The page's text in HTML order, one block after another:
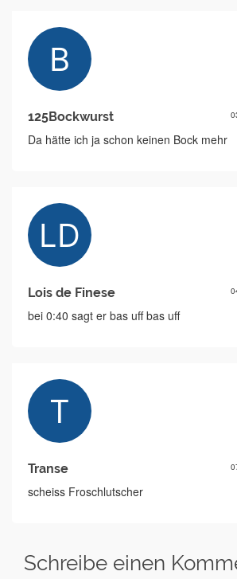
125Bockwurst
Da hätte ich ja schon keinen Bock mehr
Lois de Finese
bei 0:40 sagt er bas uff bas uff
Transe
scheiss Froschlutscher
Schreibe einen